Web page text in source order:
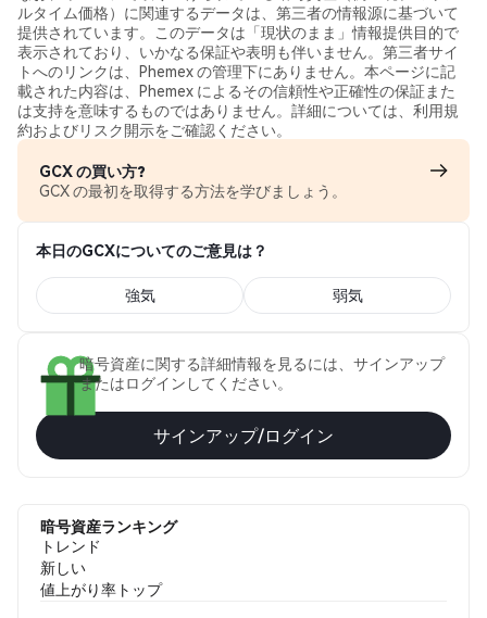
ルタイム価格）に関連するデータは、第三者の情報源に基づいて
提供されています。このデータは「現状のまま」情報提供目的で
表示されており、いかなる保証や表明も伴いません。第三者サイ
トへのリンクは、Phemex の管理下にありません。本ページに記
載された内容は、Phemex によるその信頼性や正確性の保証また
は支持を意味するものではありません。詳細については、利用規
約およびリスク開示をご確認ください。
GCX の買い方?
GCX の最初を取得する方法を学びましょう。
本日のGCXについてのご意見は？
強気 弱気
暗号資産に関する詳細情報を見るには、サインアップ
またはログインしてください。
サインアップ/ログイン
暗号資産ランキング
トレンド
新しい
値上がり率トップ